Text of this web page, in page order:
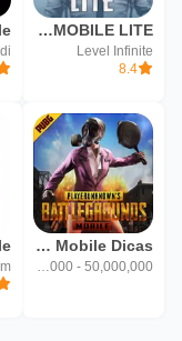
BETA PUBG MOBILE LITE
Level Infinite
8.4
PUBG Mobile Dicas
Installs 10,000,000 - 50,000,000